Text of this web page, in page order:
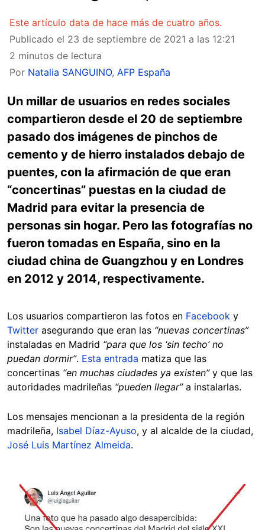
Este artículo data de hace más de cuatro años.
Publicado el 23 de septiembre de 2021 a las 12:21
2 minutos de lectura
Por Natalia SANGUINO, AFP España
Un millar de usuarios en redes sociales
compartieron desde el 20 de septiembre
pasado dos imágenes de pinchos de
cemento y de hierro instalados debajo de
puentes, con la afirmación de que eran
“concertinas” puestas en la ciudad de
Madrid para evitar la presencia de
personas sin hogar. Pero las fotografías no
fueron tomadas en España, sino en la
ciudad china de Guangzhou y en Londres
en 2012 y 2014, respectivamente.
Los usuarios compartieron las fotos en Facebook y
Twitter asegurando que eran las “nuevas concertinas”
instaladas en Madrid “para que los ‘sin techo’ no
puedan dormir”. Esta entrada matiza que las
concertinas “en muchas ciudades ya existen”y que las
autoridades madrileñas “pueden llegar”a instalarlas.
Los mensajes mencionan a la presidenta de la región
madrileña, Isabel Díaz-Ayuso, y al alcalde de la ciudad,
José Luis Martínez Almeida.
Image